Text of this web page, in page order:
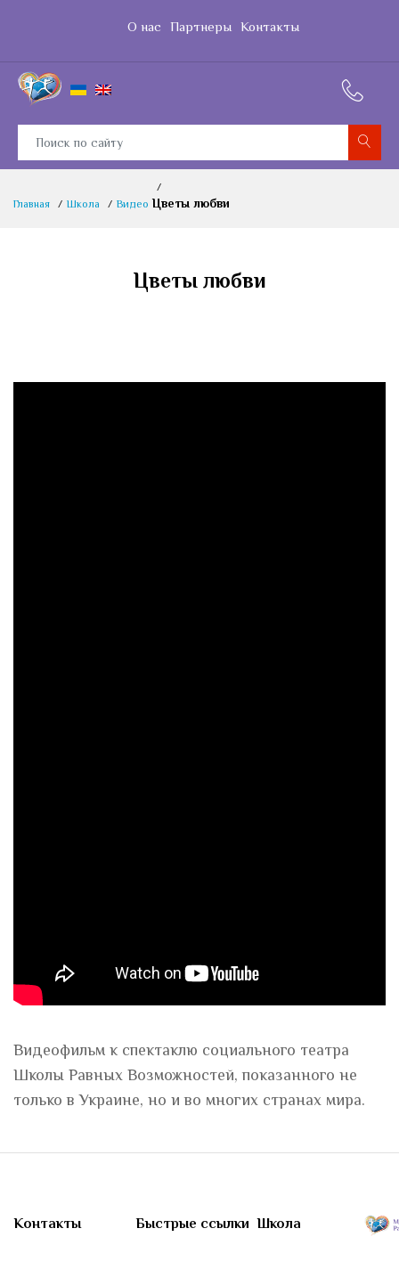
О нас Партнеры Контакты
Главная Школа Видео Цветы любви
Цветы любви
Видеофильм к спектаклю социального театра
Школы Равных Возможностей, показанного не
только в Украине, но и во многих странах мира.
Контакты Быстрые ссылки Школа